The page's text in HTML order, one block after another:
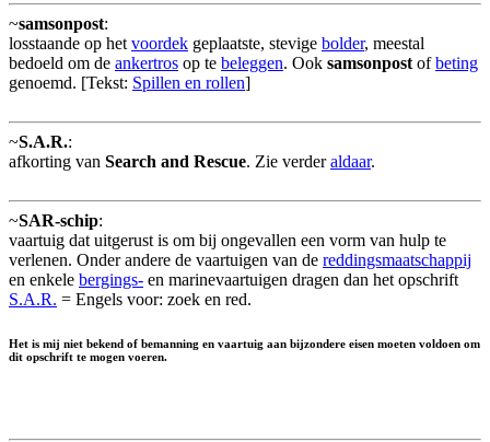
~samsonpost:
losstaande op het voordek geplaatste, stevige bolder, meestal
bedoeld om de ankertros op te beleggen. Ook samsonpost ofbeting
genoemd. [Tekst: Spillen en rollen]
~S.A.R.:
afkorting van Search and Rescue. Zie verderaldaar.
~SAR-schip:
vaartuig dat uitgerust is om bij ongevallen een vorm van hulp te
verlenen. Onder andere de vaartuigen van de reddingsmaatschappij
en enkele bergings- en marinevaartuigen dragen dan het opschrift
S.A.R. = Engels voor: zoek en red.
Het is mij niet bekend of bemanning en vaartuig aan bijzondere eisen moeten voldoen om
dit opschrift te mogen voeren.